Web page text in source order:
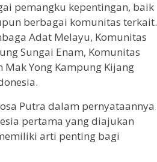
pemangku kepentingan, baik
berbagai komunitas terkait.
Adat Melayu, Komunitas
Sungai Enam, Komunitas
Mak Yong Kampung Kijang
Putra dalam pernyataannya
pertama yang diajukan
arti penting bagi